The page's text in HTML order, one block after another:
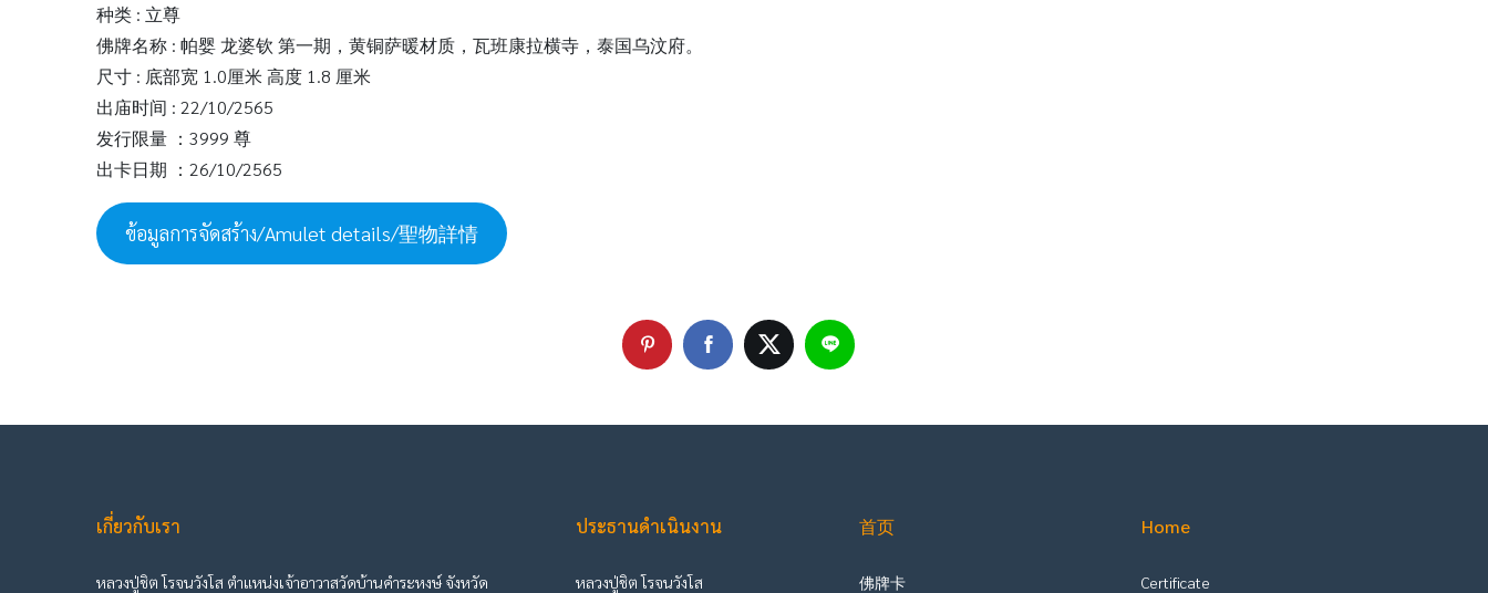
种类 : 立尊
佛牌名称 : 帕婴 龙婆钦 第一期，黄铜萨暖材质，瓦班康拉横寺，泰国乌汶府。
尺寸 : 底部宽 1.0厘米 高度 1.8 厘米
出庙时间 : 22/10/2565
发行限量 ：3999 尊
出卡日期 ：26/10/2565
ข้อมูลการจัดสร้าง/Amulet details/聖物詳情
เกี่ยวกับเรา
หลวงปู่ชิต โรจนวังโส ตำแหน่งเจ้าอาวาสวัดบ้านคำระหงษ์ จังหวัด
ประธานดำเนินงาน
หลวงปู่ชิต โรจนวังโส
首页
佛牌卡
Home
Certificate